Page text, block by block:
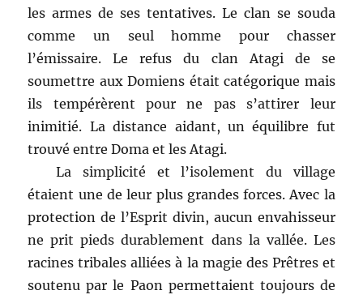
les armes de ses tentatives. Le clan se souda
comme un seul homme pour chasser
l’émissaire. Le refus du clan Atagi de se
soumettre aux Domiens était catégorique mais
ils tempérèrent pour ne pas s’attirer leur
inimitié. La distance aidant, un équilibre fut
trouvé entre Doma et les Atagi.
La simplicité et l’isolement du village
étaient une de leur plus grandes forces. Avec la
protection de l’Esprit divin, aucun envahisseur
ne prit pieds durablement dans la vallée. Les
racines tribales alliées à la magie des Prêtres et
soutenu par le Paon permettaient toujours de